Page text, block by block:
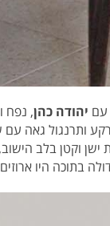
עם יהודה כהן, נפח
ותרנגול גאה
וקטן בלב
בתוכה היו